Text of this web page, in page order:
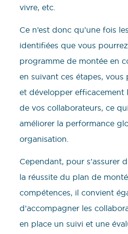
vivre, etc.
Ce n’est donc qu’une fois
identifiées que vous
programme de montée en
en suivant ces étapes,
et développer efficacement
de vos collaborateurs, ce
améliorer la performance
organisation.
Cependant, pour s’assurer
la réussite du plan de
compétences, il convient
d’accompagner les
en place un suivi et une